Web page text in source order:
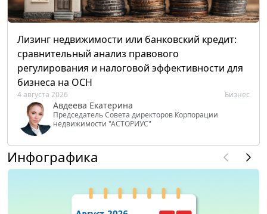
Лизинг недвижимости или банковский кредит:
сравнительный анализ правового
регулирования и налоговой эффективности для
бизнеса на ОСН
4 августа 2026 Бизнес
Авдеева Екатерина
Председатель Совета директоров Корпорации
недвижимости "АСТОРИУС"
Инфографика